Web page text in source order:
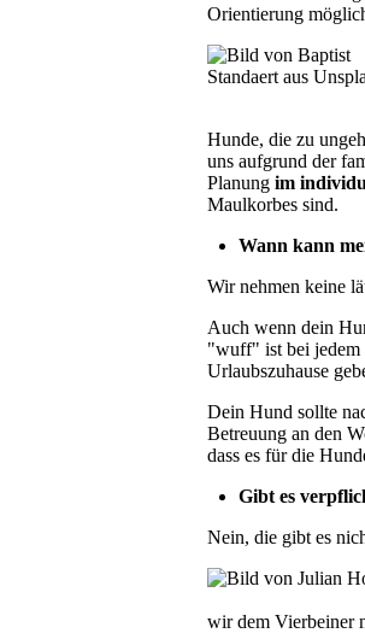
Orientierung
Hunde, die zu
uns aufgrund der
Planung im
Maulkorbes sind.
Wann kann
Wir nehmen keine
Auch wenn dein
"wuff" ist bei jedem
Urlaubszuhause
Dein Hund sollte
Betreuung an den
dass es für die
Gibt es
Nein, die gibt es
wir dem Vierbeiner